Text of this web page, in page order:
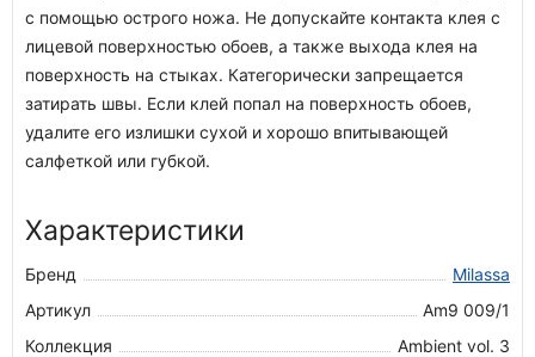
с помощью острого ножа. Не допускайте контакта клея с
лицевой поверхностью обоев, а также выхода клея на
поверхность на стыках. Категорически запрещается
затирать швы. Если клей попал на поверхность обоев,
удалите его излишки сухой и хорошо впитывающей
салфеткой или губкой.
Характеристики
Бренд
Milassa
Артикул
Am9 009/1
Коллекция
Ambient vol. 3